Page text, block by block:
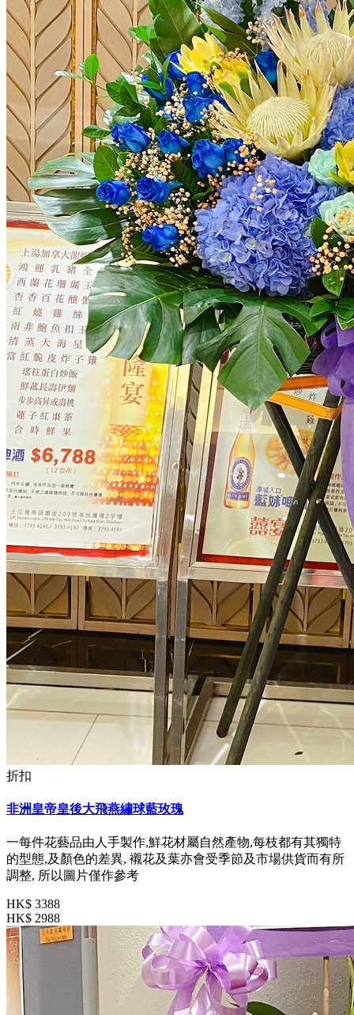
折扣
非洲皇帝皇後大飛燕繡球藍玫瑰
一每件花藝品由人手製作,鮮花材屬自然產物,每枝都有其獨特
的型態,及顏色的差異, 襯花及葉亦會受季節及市場供貨而有所
調整, 所以圖片僅作參考
HK$ 3388
HK$ 2988